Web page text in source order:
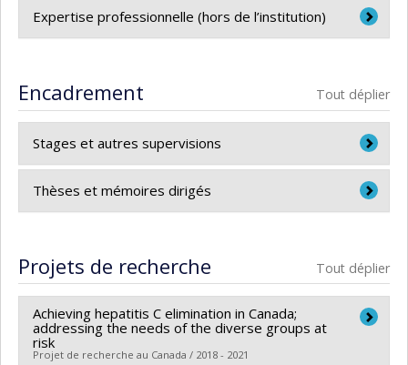
Expertise professionnelle (hors de l’institution)
Infections transmissibles sexuellement et par le
sang
Encadrement Tout déplier
Stages et autres supervisions
Accueil de stagiaires pour travail d’équipe : Les
utilisateurs de drogues intraveineuses (UDI) et
infectieux : Comment les programmes d’échange
de seringues peuvent-ils contribuer à prévenir le
en médecine sociale et préventive. (MED-3507)
Section ITSS du cours Épidémiologie des
Thèses et mémoires dirigés
option générale avec mémoire.
Projets de recherche Tout déplier
Achieving hepatitis C elimination in Canada;
addressing the needs of the diverse groups at
risk
Projet de recherche au Canada / 2018 - 2021